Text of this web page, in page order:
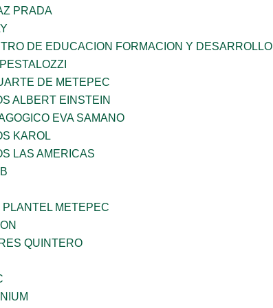
PRADA
DE EDUCACION FORMACION Y DESARROLLO
DE METEPEC
ALBERT EINSTEIN
EVA SAMANO
KAROL
LAS AMERICAS
METEPEC
QUINTERO